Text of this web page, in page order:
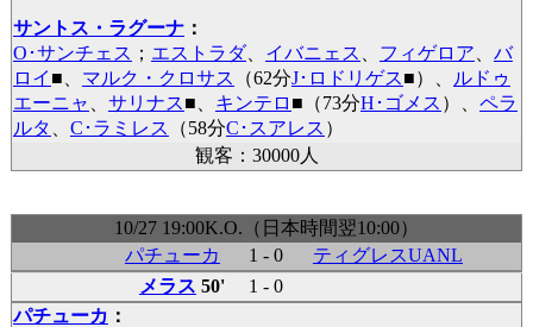
サントス・ラグーナ：
O･サンチェス ； エストラダ、 イバニェス フィゲロア
バ
ロイ ■ マルク・クロサス （62分J･ロドリゲス■）、
ルドゥ
エーニャ
サリナス■ キンテロ ■ （73分H･ゴメス ）、 ペラ
ルタ
C･ラミレス （58分C･スアレス ）
観客：30000人
10/27 19:00K.O.（日本時間翌10:00）
パチューカ
1 - 0
ティグレスUANL
メラス 50'
1 - 0
パチューカ ：